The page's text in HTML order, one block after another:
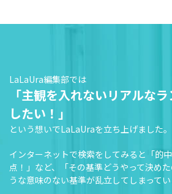
LaLaUra編集部では
「主観を入れないリアルな
したい！」
という想いでLaLaUraを立ち上げました。
インターネットで検索をしてみると「的
点！」など、「その基準どうやって決め
うな意味のない基準が乱立してしまってい